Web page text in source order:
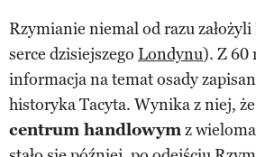
Rzymianie niemal od razu założyli
serce dzisiejszego Londynu). Z 60
informacja na temat osady
historyka Tacyta. Wynika z niej,
centrum handlowymz